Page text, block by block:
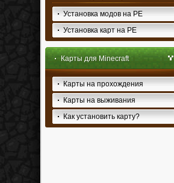
Установка модов на PE
Установка карт на PE
Карты для Minecraft
Карты на прохождения
Карты на выживания
Как установить карту?